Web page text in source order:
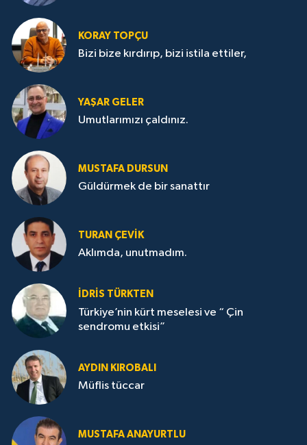
KORAY TOPÇU
Bizi bize kırdırıp, bizi istila ettiler,
YAŞAR GELER
Umutlarımızı çaldınız.
MUSTAFA DURSUN
Güldürmek de bir sanattır
TURAN ÇEVİK
Aklımda, unutmadım.
İDRİS TÜRKTEN
Türkiye’nin kürt meselesi ve “ Çin
sendromu etkisi”
AYDIN KIROBALI
Müflis tüccar
MUSTAFA ANAYURTLU